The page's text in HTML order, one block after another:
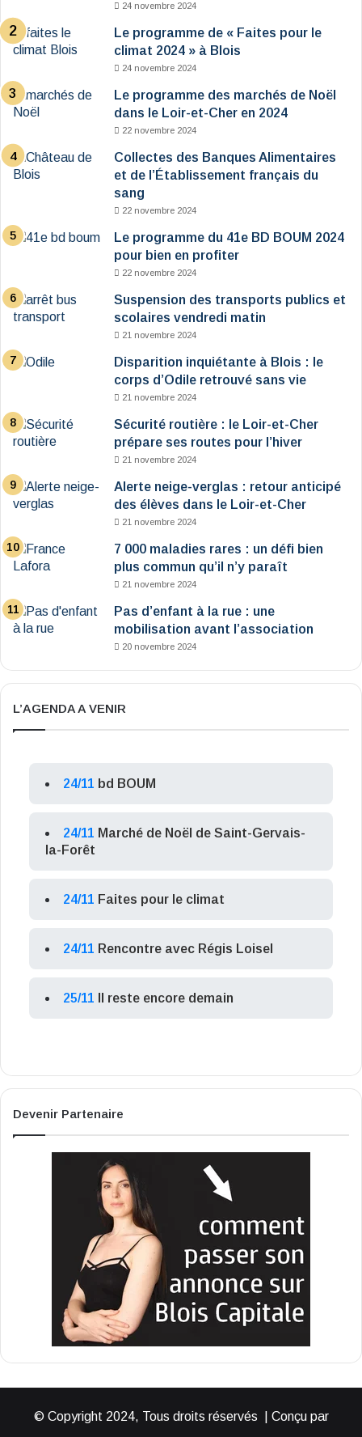
24 novembre 2024
Le programme de « Faites pour le
climat 2024 » à Blois
24 novembre 2024
Le programme des marchés de Noël
dans le Loir-et-Cher en 2024
22 novembre 2024
Collectes des Banques Alimentaires
et de l’Établissement français du
sang
22 novembre 2024
Le programme du 41e BD BOUM 2024
pour bien en profiter
22 novembre 2024
Suspension des transports publics et
scolaires vendredi matin
21 novembre 2024
Disparition inquiétante à Blois : le
corps d’Odile retrouvé sans vie
21 novembre 2024
Sécurité routière : le Loir-et-Cher
prépare ses routes pour l’hiver
21 novembre 2024
Alerte neige-verglas : retour anticipé
des élèves dans le Loir-et-Cher
21 novembre 2024
7 000 maladies rares : un défi bien
plus commun qu’il n’y paraît
21 novembre 2024
Pas d’enfant à la rue : une
mobilisation avant l’association
20 novembre 2024
L’AGENDA A VENIR
24/11 bd BOUM
24/11 Marché de Noël de Saint-Gervais-
la-Forêt
24/11 Faites pour le climat
24/11 Rencontre avec Régis Loisel
25/11 Il reste encore demain
Devenir Partenaire
© Copyright 2024, Tous droits réservés | Conçu par